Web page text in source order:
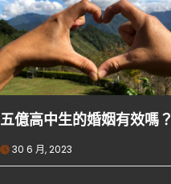
五億高中生的婚姻有效嗎？
30 6 月, 2023